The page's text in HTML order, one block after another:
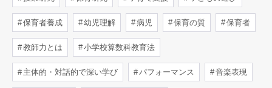
保育者養成 幼児理解 病児 保育の質 保育者
教師力とは 小学校算数科教育法
主体的・対話的で深い学び パフォーマンス 音楽表現